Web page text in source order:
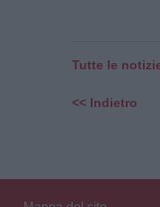
Tutte le
<< Indietro